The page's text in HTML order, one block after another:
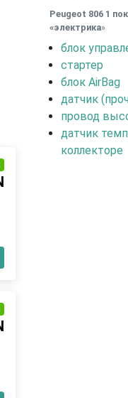
Peugeot 806 1
«электрика»
блок
стартер
блок AirBag
датчик
провод
датчик
коллекторе